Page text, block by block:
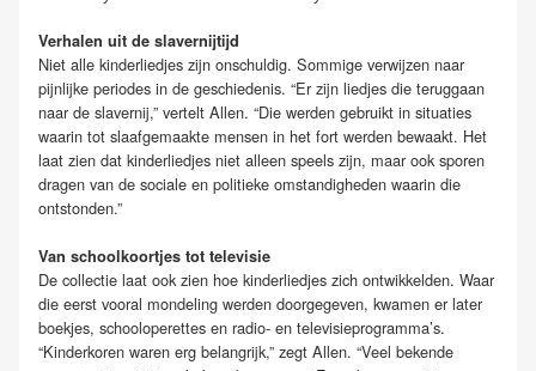
Verhalen uit de slavernijtijd
Niet alle kinderliedjes zijn onschuldig. Sommige verwijzen naar
pijnlijke periodes in de geschiedenis. “Er zijn liedjes die teruggaan
naar de slavernij,” vertelt Allen. “Die werden gebruikt in situaties
waarin tot slaafgemaakte mensen in het fort werden bewaakt. Het
laat zien dat kinderliedjes niet alleen speels zijn, maar ook sporen
dragen van de sociale en politieke omstandigheden waarin die
ontstonden.”
Van schoolkoortjes tot televisie
De collectie laat ook zien hoe kinderliedjes zich ontwikkelden. Waar
die eerst vooral mondeling werden doorgegeven, kwamen er later
boekjes, schooloperettes en radio- en televisieprogramma’s.
“Kinderkoren waren erg belangrijk,” zegt Allen. “Veel bekende